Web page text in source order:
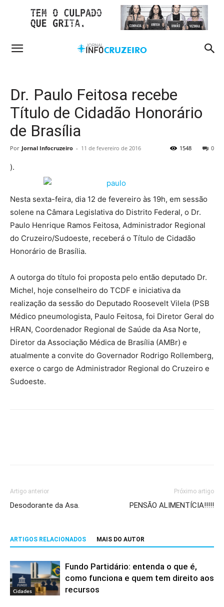
Dr. Paulo Feitosa recebe
Título de Cidadão Honorário
de Brasília
Por Jornal Infocruzeiro - 11 de fevereiro de 2016 0
1548
).
Nesta sexta-feira, dia 12 de fevereiro às 19h, em sessão
solene na Câmara Legislativa do Distrito Federal, o Dr.
Paulo Henrique Ramos Feitosa, Administrador Regional
do Cruzeiro/Sudoeste, receberá o Título de Cidadão
Honorário de Brasília.
A outorga do título foi proposta pelo então deputado Dr.
Michel, hoje conselheiro do TCDF e iniciativa da
realização da sessão do Deputado Roosevelt Vilela (PSB
Médico pneumologista, Paulo Feitosa, foi Diretor Geral do
HRAN, Coordenador Regional de Saúde da Asa Norte,
Diretor da Associação Médica de Brasília (AMBr) e
atualmente a convite do Governador Rodrigo Rollemberg,
exerce o cargo de Administrador Regional do Cruzeiro e
Sudoeste.
Artigo anterior
Desodorante da Asa.
Próximo artigo
PENSÃO ALIMENTÍCIA!!!!!
ARTIGOS RELACIONADOS MAIS DO AUTOR
Cidades
Fundo Partidário: entenda o que é,
como funciona e quem tem direito aos
recursos